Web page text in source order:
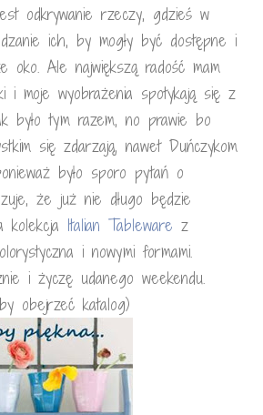
odkrywanie rzeczy, gdzieś w
ich, by mogły być dostępne i
oko. Ale największą radość mam
i moje wyobrażenia spotykają się z
było tym razem, no prawie bo
się zdarzają, nawet Duńczykom
było sporo pytań o
że już nie długo będzie
kolekcja Italian Tableware z
i nowymi formami.
i życzę udanego weekendu.
obejrzeć katalog)